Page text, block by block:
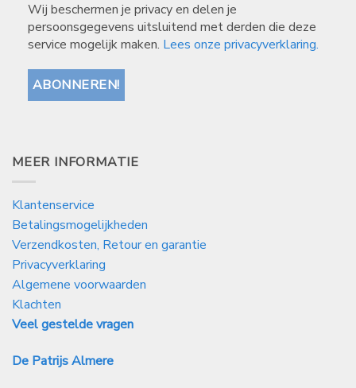
Wij beschermen je privacy en delen je
persoonsgegevens uitsluitend met derden die deze
service mogelijk maken. Lees onze privacyverklaring.
MEER INFORMATIE
Klantenservice
Betalingsmogelijkheden
Verzendkosten, Retour en garantie
Privacyverklaring
Algemene voorwaarden
Klachten
Veel gestelde vragen
De Patrijs Almere